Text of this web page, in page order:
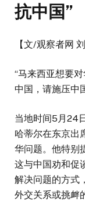
抗中国”
【文/观察者网
“马来西亚想要
中国，请施压中
当地时间5月24
哈蒂尔在东京出
华问题。他特别
这与中国劝和促
解决问题的方式
外交关系或挑衅